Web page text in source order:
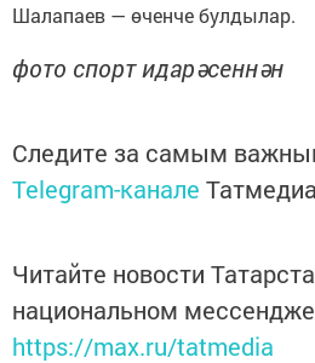
Шалапаев — өченче булдылар.
фото спорт идарәсеннән
Следите за самым
Telegram-канале Татмедиа
Читайте новости
национальном
https://max.ru/tatmedia